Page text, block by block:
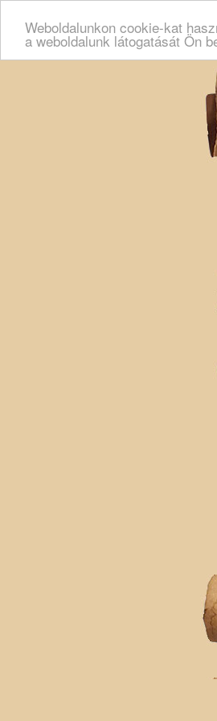
Weboldalunkon cookie-kat
a weboldalunk látogatását Ön